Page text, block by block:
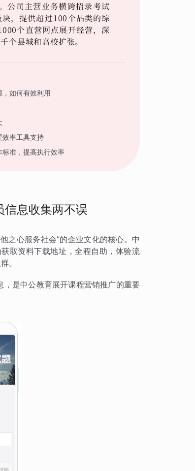
公司主营业务横跨招录考试
，提供超过100个品类的综
个直营网点展开经营，深
个县城和高校扩张。
如何有效利用
效率工具支持
准，提高执行效率
息收集两不误
之心服务社会”的企业文化的核心。中
取资料下载地址，全程自助，体验流
。
是中公教育展开课程营销推广的重要